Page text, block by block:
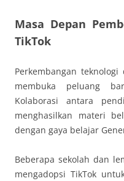
Masa Depan
TikTok
Perkembangan
membuka peluang
Kolaborasi antara
menghasilkan materi
dengan gaya belajar
Beberapa sekolah dan
mengadopsi TikTok